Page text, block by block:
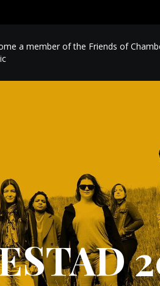
a member of the Friends of